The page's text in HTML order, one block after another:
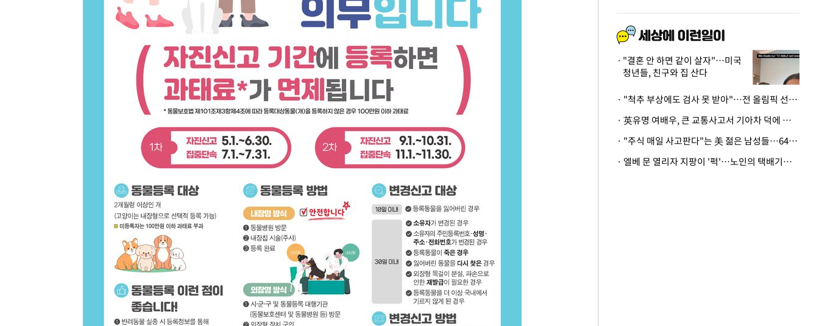
[속보]與 대표 경선 제주·인천 당원투표…金 47.75%·鄭
이강인 "아틀레티코 이적 기뻐…등번호 7번 의미보단 팀 위해 뛸 것"
[속보]與 당대표 경선, 제주·인천 권리당원 투표 김민석 승리
낮 최고 35도 '무더위'…동해안 시간당 30㎜ '강한 비'[내일날씨]
[속보]이강인 "감독님이 원하는 마음 느꼈고, 많은 트로피 원해 아틀
수도권 40도 육박 '펄펄'…동해안 일부 지역엔 호의주의보
온열질환 사망자 3명 늘어…누적 환자 3000명 돌파
강릉에 시간당 81.4㎜ 물폭탄…도로 잠기고 담벼락 붕괴
백운산서 80년근 천종산삼 9뿌리 발견…감정가 1.3억원
선재도서 해루질 나섰다 실종 60대, 닷새 만에 숨진 채 발견
남자 농구, 나고야 아시안게임서 '홈팀' 일본과 한일전
여수 오동도 해상서 모터보트 전복…1명 사망·1명 실종
극한폭염 한풀 꺾이지만…'낮 최고 35도' 무더위, 열대야 계속[다음주
축구협회 "압수수색·성접대 논란 사과…쇄신의 기회로 삼겠다"
[속보]'압수수색·성접대 논란' 축구협회 "실망과 걱정 안겨드려 죄송"
'최고 37도' 폭염 지속…강원동해안 최대 150㎜ 비
[속보]뉴욕증시 상승 마감…S&P 0.6% 나스닥 1.3%↑
"결혼 안 하면 같이 살자"…미국
청년들, 친구와 집 산다
· "척추 부상에도 검사 못 받아"…전 올림픽 선수, 美봅슬레이협회 상대 소송
· 英유명 여배우, 큰 교통사고서 기아차 덕에 살았다
· "주식 매일 사고판다"는 美 젊은 남성들…64%가 "나는 인생의 패배자“
· 엘베 문 열리자 지팡이 '퍽'…노인의 택배기사 폭행 이유